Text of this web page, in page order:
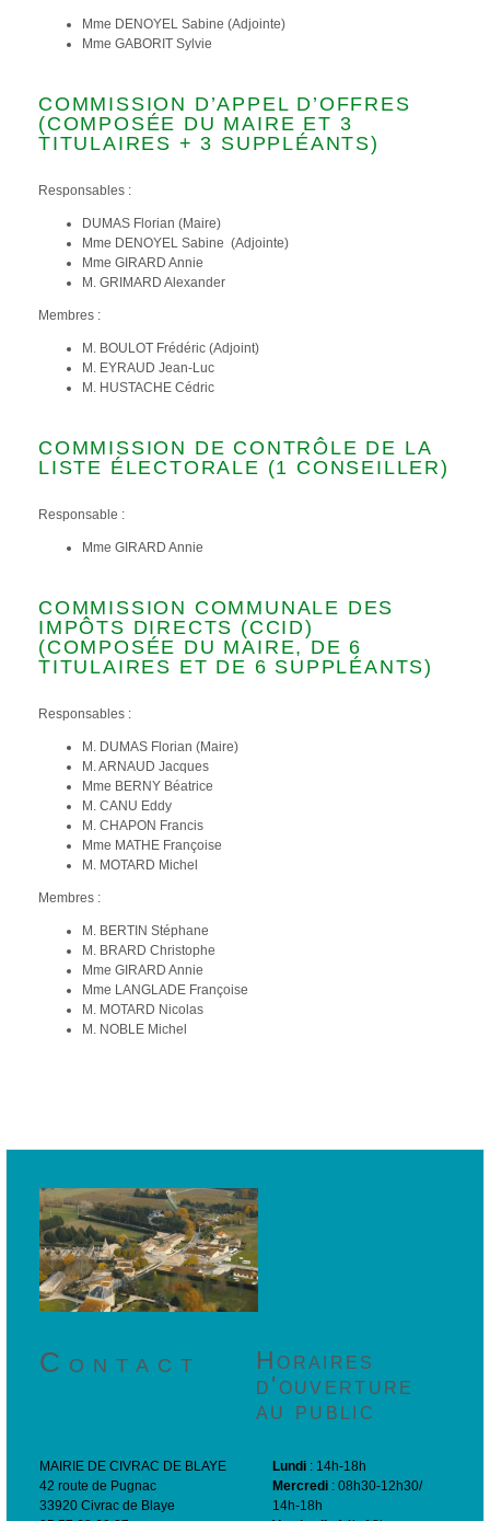
Mme DENOYEL Sabine (Adjointe)
Mme GABORIT Sylvie
COMMISSION D’APPEL D’OFFRES
(COMPOSÉE DU MAIRE ET 3
TITULAIRES + 3 SUPPLÉANTS)
Responsables :
DUMAS Florian (Maire)
Mme DENOYEL Sabine (Adjointe)
Mme GIRARD Annie
M. GRIMARD Alexander
Membres :
M. BOULOT Frédéric (Adjoint)
M. EYRAUD Jean-Luc
M. HUSTACHE Cédric
COMMISSION DE CONTRÔLE DE LA
LISTE ÉLECTORALE (1 CONSEILLER)
Responsable :
Mme GIRARD Annie
COMMISSION COMMUNALE DES
IMPÔTS DIRECTS (CCID)
(COMPOSÉE DU MAIRE, DE 6
TITULAIRES ET DE 6 SUPPLÉANTS)
Responsables :
M. DUMAS Florian (Maire)
M. ARNAUD Jacques
Mme BERNY Béatrice
M. CANU Eddy
M. CHAPON Francis
Mme MATHE Françoise
M. MOTARD Michel
Membres :
M. BERTIN Stéphane
M. BRARD Christophe
Mme GIRARD Annie
Mme LANGLADE Françoise
M. MOTARD Nicolas
M. NOBLE Michel
Contact
Horaires
d'ouverture
au public
MAIRIE DE CIVRAC DE BLAYE
42 route de Pugnac
33920 Civrac de Blaye
Lundi : 14h-18h
Mercredi : 08h30-12h30/
14h-18h